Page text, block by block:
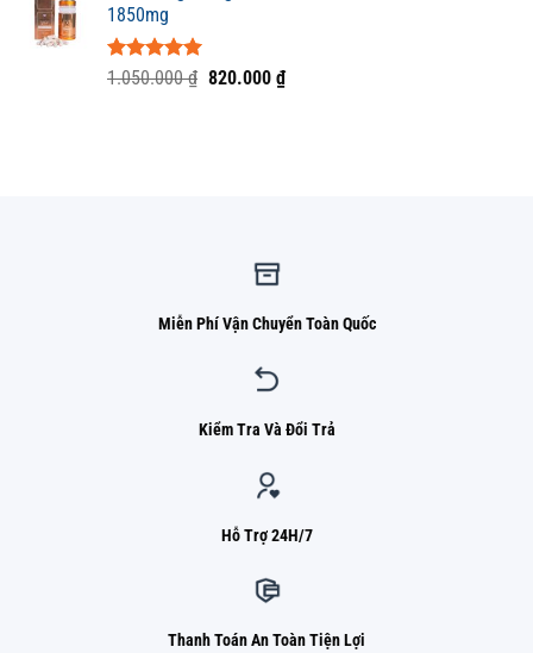
1850mg
Được xếp
1.050.000₫ Giá
820.000 ₫Giá
Miễn Phí Vận Chuyển Toàn Quốc
Kiểm Tra Và Đổi Trả
Hỗ Trợ 24H/7
Thanh Toán An Toàn Tiện Lợi